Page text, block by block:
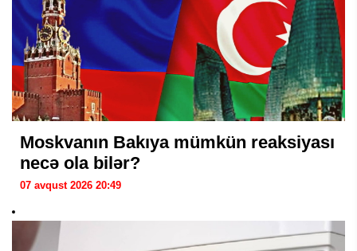
Moskvanın Bakıya mümkün reaksiyası
necə ola bilər?
07 avqust 2026 20:49